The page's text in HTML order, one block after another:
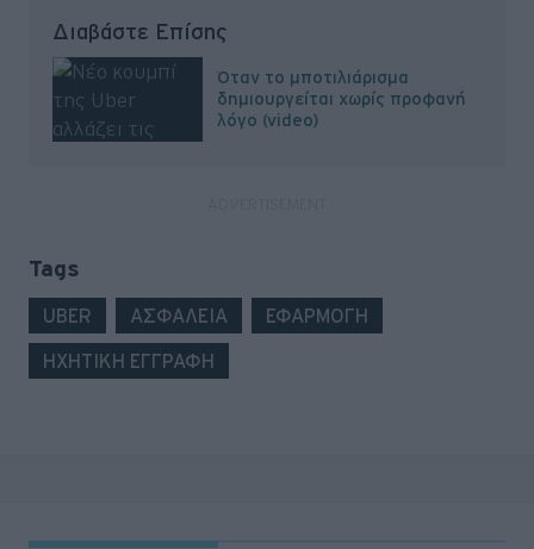
Διαβάστε Επίσης
Όταν το μποτιλιάρισμα
δημιουργείται χωρίς προφανή
λόγο (video)
Tags
UBER ΑΣΦΑΛΕΙΑ ΕΦΑΡΜΟΓΗ
ΗΧΗΤΙΚΗ ΕΓΓΡΑΦΗ